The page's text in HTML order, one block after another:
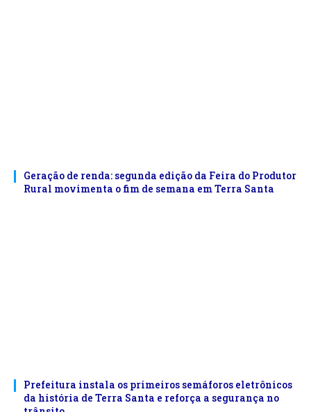
Geração de renda: segunda edição da Feira do Produtor
Rural movimenta o fim de semana em Terra Santa
Prefeitura instala os primeiros semáforos eletrônicos
da história de Terra Santa e reforça a segurança no